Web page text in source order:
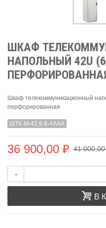
ШКАФ
НАПОЛЬНЫЙ 42U
Шкаф телекоммуникационный
перфорированная
ШТК-М-42.6.8-4ААА
36 900,00 ₽ 41
-
В